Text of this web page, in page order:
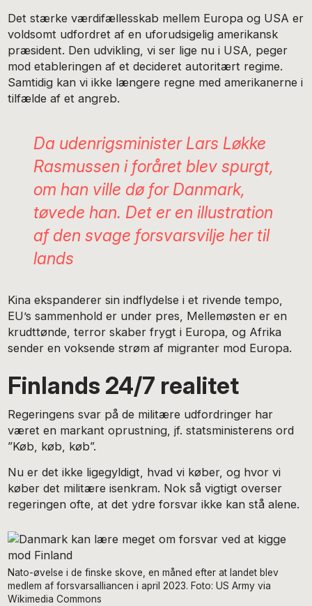
Det stærke værdifællesskab mellem Europa og USA er
voldsomt udfordret af en uforudsigelig amerikansk
præsident. Den udvikling, vi ser lige nu i USA, peger
mod etableringen af et decideret autoritært regime.
Samtidig kan vi ikke længere regne med amerikanerne i
tilfælde af et angreb.
Da udenrigsminister Lars Løkke
Rasmussen i foråret blev spurgt,
om han ville dø for Danmark,
tøvede han. Det er en illustration
af den svage forsvarsvilje her til
lands
Kina ekspanderer sin indflydelse i et rivende tempo,
EU’s sammenhold er under pres, Mellemøsten er en
krudttønde, terror skaber frygt i Europa, og Afrika
sender en voksende strøm af migranter mod Europa.
Finlands 24/7 realitet
Regeringens svar på de militære udfordringer har
været en markant oprustning, jf. statsministerens ord
”Køb, køb, køb”.
Nu er det ikke ligegyldigt, hvad vi køber, og hvor vi
køber det militære isenkram. Nok så vigtigt overser
regeringen ofte, at det ydre forsvar ikke kan stå alene.
Nato-øvelse i de finske skove, en måned efter at landet blev
medlem af forsvarsalliancen i april 2023. Foto: US Army via
Wikimedia Commons